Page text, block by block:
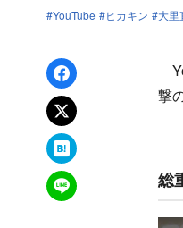
YouTube
ヒカキン 大里
Facebookでシ
xでポスト
はてなブックマ
LINEで送る
撃
総